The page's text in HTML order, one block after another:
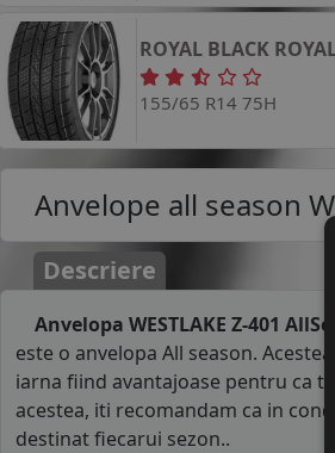
ROYAL BLACK
155/65 R14 75H
Anvelope all season
Descriere
Anvelopa WESTLAKE Z-401
este o anvelopa All season.
iarna fiind avantajoase pentru ca
acestea, iti recomandam ca in
destinat fiecarui sezon..